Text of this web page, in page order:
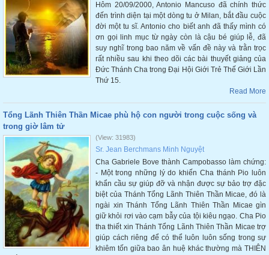
Hôm 20/09/2000, Antonio Mancuso đã chính thức
đến trình diện tại một dòng tu ở Milan, bắt đầu cuộc
đời một tu sĩ. Antonio cho biết anh đã thấy mình có
ơn gọi linh mục từ ngày còn là cậu bé giúp lễ, đã
suy nghĩ trong bao năm về vấn đề này và trằn trọc
rất nhiều sau khi theo dõi các bài thuyết giảng của
Đức Thánh Cha trong Đại Hội Giới Trẻ Thế Giới Lần
Thứ 15.
Read More
Tổng Lãnh Thiên Thần Micae phù hộ con người trong cuộc sống và
trong giờ lâm tử
(View: 31983)
Sr. Jean Berchmans Minh Nguyệt
Cha Gabriele Bove thành Campobasso làm chứng:
- Một trong những lý do khiến Cha thánh Pio luôn
khẩn cầu sự giúp đỡ và nhận được sự bảo trợ đặc
biệt của Thánh Tổng Lãnh Thiên Thần Micae, đó là
ngài xin Thánh Tổng Lãnh Thiên Thần Micae gìn
giữ khỏi rơi vào cạm bẫy của tội kiêu ngạo. Cha Pio
tha thiết xin Thánh Tổng Lãnh Thiên Thần Micae trợ
giúp cách riêng để có thể luôn luôn sống trong sự
khiêm tốn giữa bao ân huệ khác thường mà THIÊN